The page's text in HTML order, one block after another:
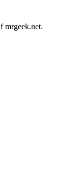
mrgeek.net.